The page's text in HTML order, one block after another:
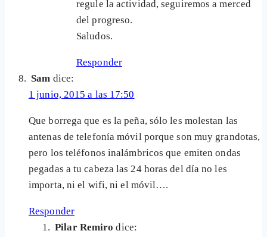
regule la actividad, seguiremos a merced
del progreso.
Saludos.
Responder
Sam dice:
1 junio, 2015 a las 17:50
Que borrega que es la peña, sólo les molestan las
antenas de telefonía móvil porque son muy grandotas,
pero los teléfonos inalámbricos que emiten ondas
pegadas a tu cabeza las 24 horas del día no les
importa, ni el wifi, ni el móvil….
Responder
Pilar Remiro dice: